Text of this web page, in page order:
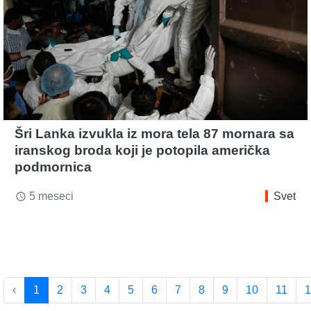
Šri Lanka izvukla iz mora tela 87 mornara sa
iranskog broda koji je potopila američka
podmornica
access_time 5 meseci Svet
‹ 1 2 3 4 5 6 7 8 9 10 11